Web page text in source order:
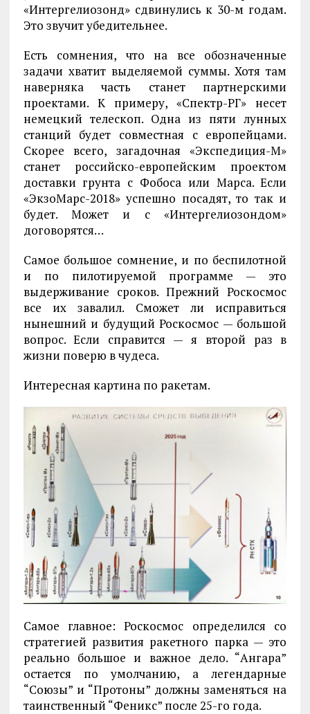
«Интергелиозонд» сдвинулись к 30-м годам.
Это звучит убедительнее.
Есть сомнения, что на все обозначенные
задачи хватит выделяемой суммы. Хотя там
наверняка часть станет партнерскими
проектами. К примеру, «Спектр-РГ» несет
немецкий телескоп. Одна из пяти лунных
станций будет совместная с европейцами.
Скорее всего, загадочная «Экспедиция-М»
станет российско-европейским проектом
доставки грунта с Фобоса или Марса. Если
«ЭкзоМарс-2018» успешно посадят, то так и
будет. Может и с «Интергелиозондом»
договорятся…
Самое большое сомнение, и по беспилотной
и по пилотируемой программе — это
выдерживание сроков. Прежний Роскосмос
все их завалил. Сможет ли исправиться
нынешний и будущий Роскосмос — большой
вопрос. Если справится — я второй раз в
жизни поверю в чудеса.
Интересная картина по ракетам.
Самое главное: Роскосмос определился со
стратегией развития ракетного парка — это
реально большое и важное дело. “Ангара”
остается по умолчанию, а легендарные
“Союзы” и “Протоны” должны заменяться на
таинственный “Феникс” после 25-го года.